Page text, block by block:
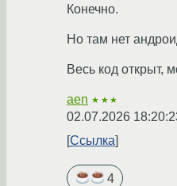
Конечно.
Но там нет
Весь код открыт,
aen ★★★
02.07.2026
Ссылка
4